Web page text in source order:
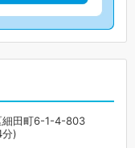
細田町6-1-4-803
分)